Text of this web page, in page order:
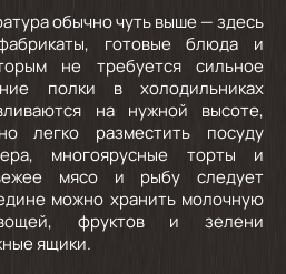
обычно чуть выше — здесь
готовые блюда и
не требуется сильное
полки в холодильниках
на нужной высоте,
легко разместить посуду
многоярусные торты и
мясо и рыбу следует
можно хранить молочную
фруктов и зелени
ящики.